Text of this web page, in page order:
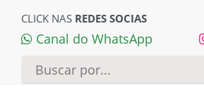
CLICK NAS REDES SOCIAS
Canal do WhatsApp